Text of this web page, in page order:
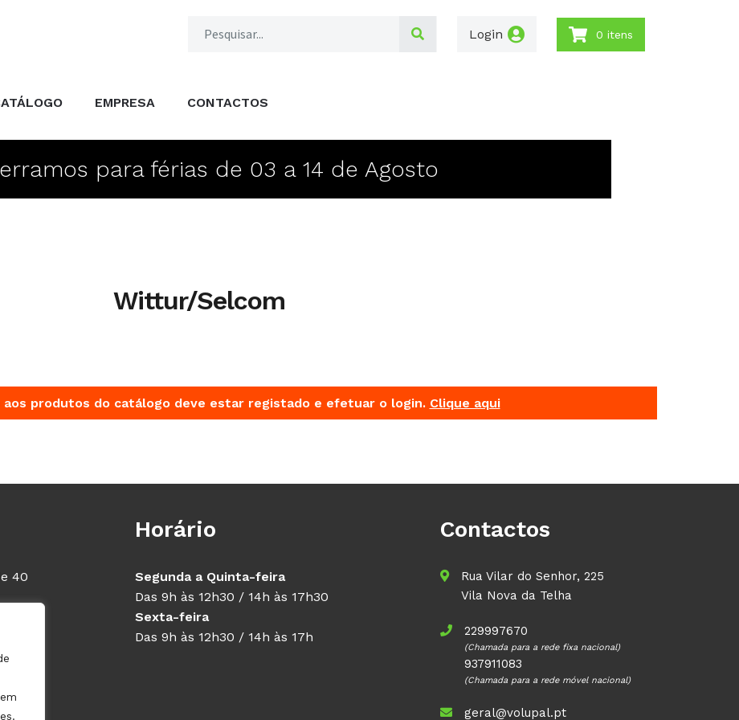
Login 0 itens
EMPRESA CONTACTOS
para férias de 03 a 14 de Agosto
Wittur/Selcom
aos produtos do catálogo deve estar registado e efetuar o login. Clique aqui
40
e
Horário
Segunda a Quinta-feira
Das 9h às 12h30 / 14h às 17h30
Sexta-feira
Das 9h às 12h30 / 14h às 17h
Contactos
Rua Vilar do Senhor, 225
Vila Nova da Telha
229997670
(Chamada para a rede fixa nacional)
937911083
(Chamada para a rede móvel nacional)
geral@volupal.pt